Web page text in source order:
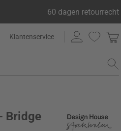
60 dagen retourrecht
Klantenservice
Bridge